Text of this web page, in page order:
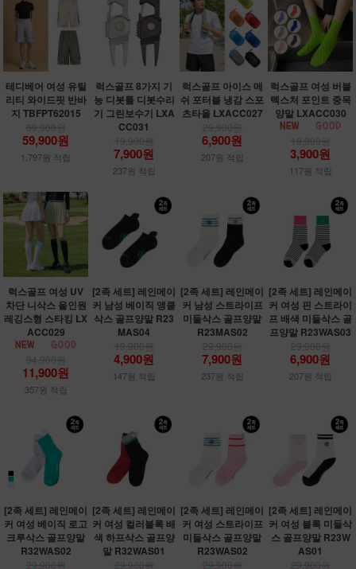
테디베어 여성 유틸
리티 와이드핏 반바
지 TBFPT62015
59,900원
1,797원 적립
럭스골프 8가지 기
능 디봇툴 디봇수리
기 그린보수기 LXA
CC031
7,900원
237원 적립
럭스골프 아이스 메
쉬 포터블 냉감 스포
츠타올 LXACC027
6,900원
207원 적립
럭스골프 여성 버블
텍스처 포인트 중목
양말 LXACC030
3,900원
117원 적립
럭스골프 여성 UV
차단 니삭스 올인원
레깅스형 스타킹 LX
ACC029
11,900원
357원 적립
[2족 세트] 레인메이
커 남성 베이직 앵클
삭스 골프양말 R23
MAS04
4,900원
147원 적립
[2족 세트] 레인메이
커 남성 스트라이프
미들삭스 골프양말
R23MAS02
7,900원
237원 적립
[2족 세트] 레인메이
커 여성 핀 스트라이
프 배색 미들삭스 골
프양말 R23WAS03
6,900원
207원 적립
[2족 세트] 레인메이
커 여성 베이직 로고
크루삭스 골프양말
R32WAS02
[2족 세트] 레인메이
커 여성 컬러블록 배
색 하프삭스 골프양
말 R32WAS01
[2족 세트] 레인메이
커 여성 스트라이프
미들삭스 골프양말
R23WAS02
[2족 세트] 레인메이
커 여성 블록 미들삭
스 골프양말 R23W
AS01